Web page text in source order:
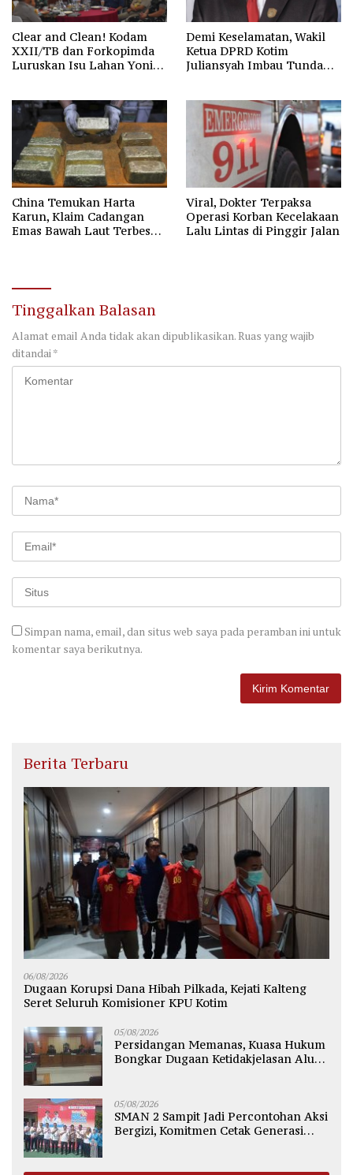
Clear and Clean! Kodam
XXII/TB dan Forkopimda
Luruskan Isu Lahan Yonif
Demi Keselamatan, Wakil
Ketua DPRD Kotim
Juliansyah Imbau Tunda
China Temukan Harta
Karun, Klaim Cadangan
Emas Bawah Laut Terbesar
Viral, Dokter Terpaksa
Operasi Korban Kecelakaan
Lalu Lintas di Pinggir Jalan
Tinggalkan Balasan
Alamat email Anda tidak akan dipublikasikan.Ruas yang wajib
ditandai*
Simpan nama, email, dan situs web saya pada peramban ini untuk
komentar saya berikutnya.
Berita Terbaru
06/08/2026
Dugaan Korupsi Dana Hibah Pilkada, Kejati Kalteng
Seret Seluruh Komisioner KPU Kotim
05/08/2026
Persidangan Memanas, Kuasa Hukum
Bongkar Dugaan Ketidakjelasan Alur
05/08/2026
SMAN 2 Sampit Jadi Percontohan Aksi
Bergizi, Komitmen Cetak Generasi